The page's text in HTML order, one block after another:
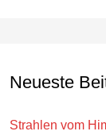
Neueste
Strahlen vom